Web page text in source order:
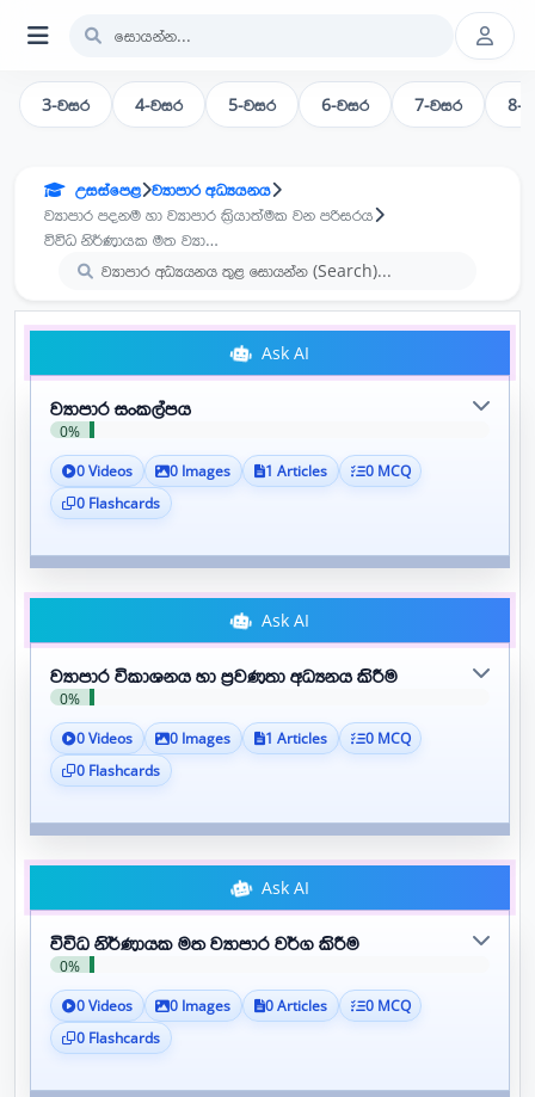
3-වසර 4-වසර 5-වසර 6-වසර 7-වසර 8-
උසස්පෙළ ව්‍යාපාර අධ්‍යයනය
ව්‍යාපාර පදනම හා ව්‍යාපාර ක්‍රියාත්මක වන පරිසරය
විවිධ නිර්ණායක මත ව්‍යාපාර වර්ග කිරීම
Ask AI
ව්‍යාපාර සංකල්පය
0%
0 Videos 0 Images 1 Articles
0 MCQ
0 Flashcards
Ask AI
ව්‍යාපාර විකාශනය හා ප්‍රවණතා අධ්‍යනය කිරීම
0%
0 Videos 0 Images 1 Articles
0 MCQ
0 Flashcards
Ask AI
විවිධ නිර්ණායක මත ව්‍යාපාර වර්ග කිරීම
0%
0 Videos 0 Images 0 Articles
0 MCQ
0 Flashcards